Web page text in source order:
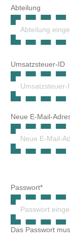
Umsatzsteuer-ID
Passwort*
Das Passwort
Ihre Adresse